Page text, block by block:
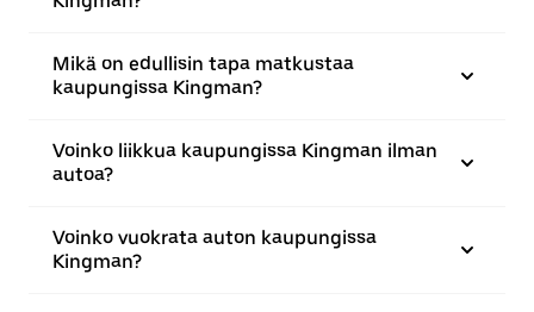
Mikä on edullisin tapa matkustaa
kaupungissa Kingman?
Voinko liikkua kaupungissa Kingman ilman
autoa?
Voinko vuokrata auton kaupungissa
Kingman?